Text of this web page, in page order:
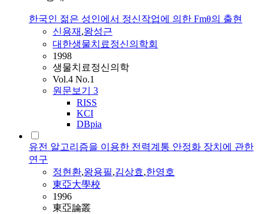
한국인 젊은 성인에서 정신작업에 의한 Fmθ의 출현
신용재 ,왕성근
대한생물치료정신의학회
1998
생물치료정신의학
Vol.4 No.1
원문보기 3
RISS
KCI
DBpia
유전 알고리즘을 이용한 전력계통 안정화 장치에 관한
연구
정현환,왕용필,김상효,한영호
東亞大學校
1996
東亞論叢